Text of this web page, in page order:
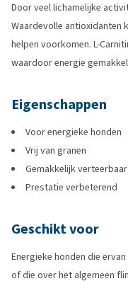
Door veel lichamelijke
Waardevolle antioxidanten
helpen voorkomen. L-
waardoor energie
Eigenschappen
Voor energieke honden
Vrij van granen
Gemakkelijk verteerbaar
Prestatie verbeterend
Geschikt voor
Energieke honden die
of die over het algemeen